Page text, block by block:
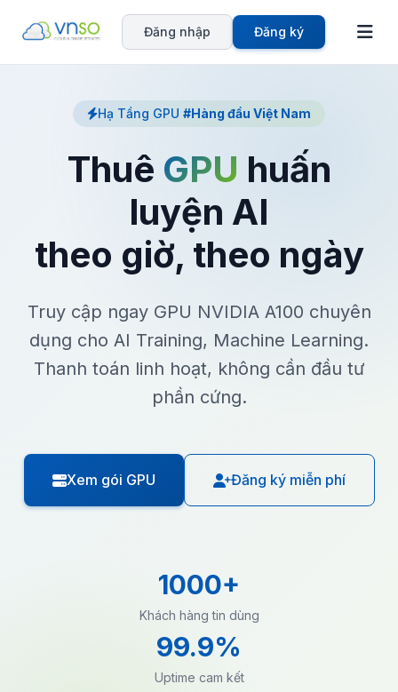
Đăng nhập Đăng ký
Hạ Tầng GPU #Hàng đầu Việt Nam
Thuê GPU huấn
luyện AI
theo giờ, theo ngày
Truy cập ngay GPU NVIDIA A100 chuyên
dụng cho AI Training, Machine Learning.
Thanh toán linh hoạt, không cần đầu tư
phần cứng.
Xem gói GPU Đăng ký miễn phí
1000+
Khách hàng tin dùng
99.9%
Uptime cam kết